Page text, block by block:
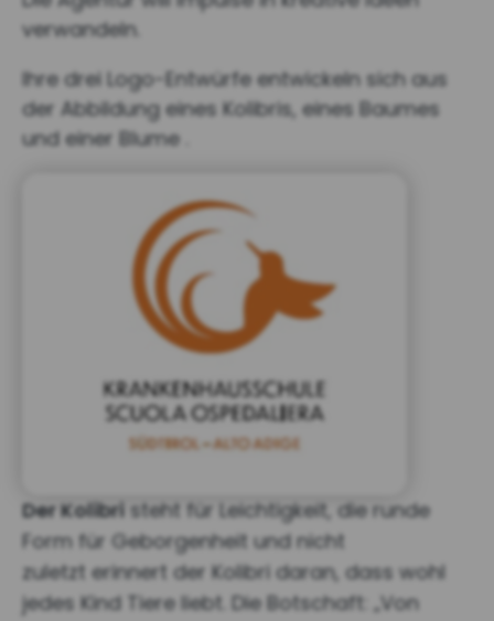
verwandeln.
Ihre drei Logo-Entwürfe entwickeln sich aus
der Abbildung eines Kolibris, eines Baumes
und einer Blume .
Der Kolibri steht für Leichtigkeit, die runde
Form für Geborgenheit und nicht
zuletzt erinnert der Kolibri daran, dass wohl
jedes Kind Tiere liebt. Die Botschaft: „Von